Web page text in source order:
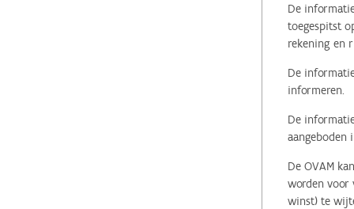
De
toegespitst
rekening en
De
informeren.
De
aangeboden
De OVAM
worden voor
winst) te